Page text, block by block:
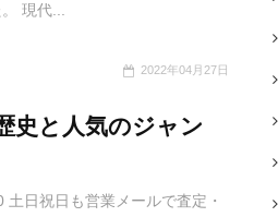
現代...
2022年04月27日
史と人気のジャン
日祝日も営業メールで査定・